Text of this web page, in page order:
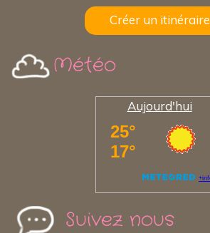
Créer un itinéraire
Météo
Aujourd'hui
Suivez nous